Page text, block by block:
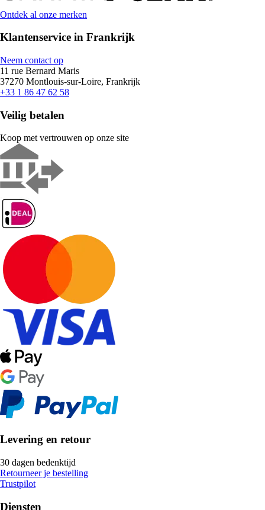
Ontdek al onze merken
Klantenservice in Frankrijk
Neem contact op
11 rue Bernard Maris
37270 Montlouis-sur-Loire, Frankrijk
+33 1 86 47 62 58
Veilig betalen
Koop met vertrouwen op onze site
Levering en retour
30 dagen bedenktijd
Retourneer je bestelling
Trustpilot
Diensten